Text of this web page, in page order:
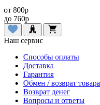
от 800p
до 760p
Наш сервис
Способы оплаты
Доставка
Гарантия
Обмен / возврат товара
Возврат денег
Вопросы и ответы